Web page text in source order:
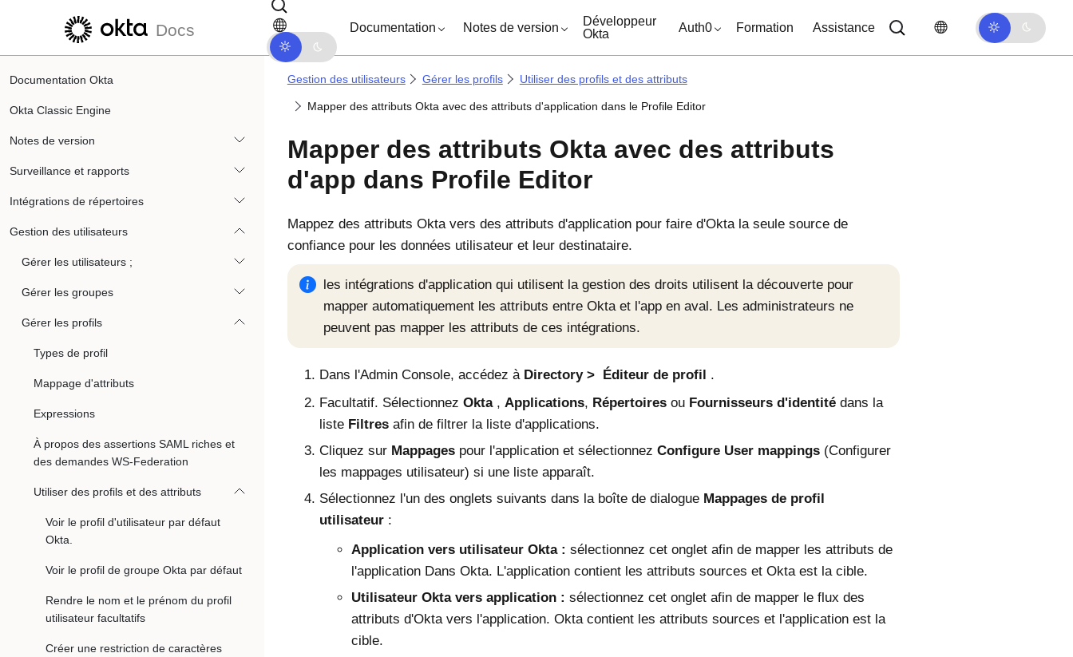
Passer au contenu principal Passer à la navigation dans les documents
Docs Documentation Notes de version
Développeur
Okta
Auth0 Formation Assistance
Documentation Okta
Okta Classic Engine
Notes de version
Surveillance et rapports
Intégrations de répertoires
Gestion des utilisateurs
Gérer les utilisateurs ;
Gérer les groupes
Gérer les profils
Types de profil
Mappage d'attributs
Expressions
À propos des assertions SAML riches et
des demandes WS-Federation
Utiliser des profils et des attributs
Voir le profil d'utilisateur par défaut
Okta.
Voir le profil de groupe Okta par défaut
Rendre le nom et le prénom du profil
utilisateur facultatifs
Créer une restriction de caractères
Gestion des utilisateurs Gérer les profils Utiliser des profils et des attributs
Mapper des attributs Okta avec des attributs d'application dans le Profile Editor
Mapper des attributs Okta avec des attributs
d'app dans Profile Editor
Mappez des attributs Oktavers des attributs d'application pour faire d'Oktala seule source de
confiance pour les données utilisateur et leur destinataire.
les intégrations d'application qui utilisent la gestion des droits utilisent la découverte pour
mapper automatiquement les attributs entre Oktaet l'app en aval. Les administrateurs ne
peuvent pas mapper les attributs de ces intégrations.
Dans l'Admin Console, accédez à Directory Éditeur de profil .
Facultatif. Sélectionnez Okta , Applications, Répertoiresou Fournisseurs d'identitédans la
liste Filtresafin de filtrer la liste d'applications.
Cliquez sur Mappagespour l'application et sélectionnez Configure User mappings(Configurer
les mappages utilisateur) si une liste apparaît.
Sélectionnez l'un des onglets suivants dans la boîte de dialogue Mappages de profil
utilisateur:
Application vers utilisateur Okta : sélectionnez cet onglet afin de mapper les attributs de
l'application Dans Okta. L'application contient les attributs sources et Oktaest la cible.
Utilisateur Okta vers application : sélectionnez cet onglet afin de mapper le flux des
attributs d'Oktavers l'application. Oktacontient les attributs sources et l'application est la
cible.